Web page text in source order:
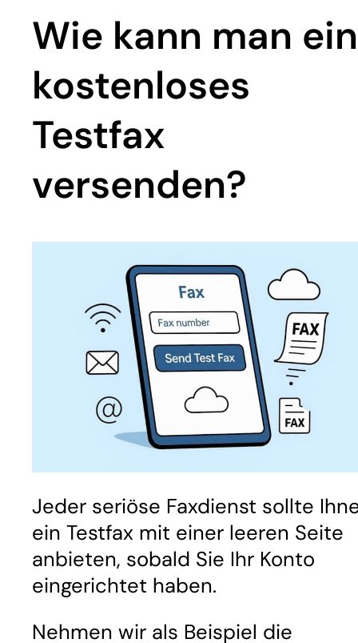
Wie kann man ein
kostenloses
Testfax
versenden?
Jeder seriöse Faxdienst sollte
ein Testfax mit einer leeren Seite
anbieten, sobald Sie Ihr Konto
eingerichtet haben.
Nehmen wir als Beispiel die